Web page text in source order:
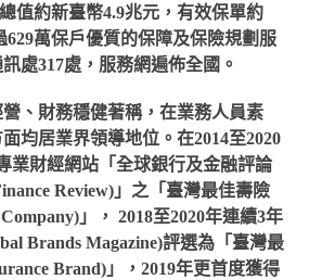
值約新臺幣4.9兆元，有效保單約
629萬保戶優質的保障及保險規劃服
處317處，服務網遍佈全國。
、財務穩健著稱，在業務人員素
均居業界領導地位。在2014至2020
業財經網站「全球銀行及金融評論
Review)」之「臺灣最佳壽險
」， 2018至2020年連續3年
Brands Magazine)評選為「臺灣最
Brand)」，2019年更首度獲得